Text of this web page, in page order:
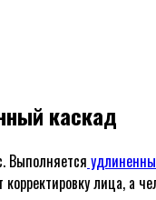
каскад
Выполняется
лица,